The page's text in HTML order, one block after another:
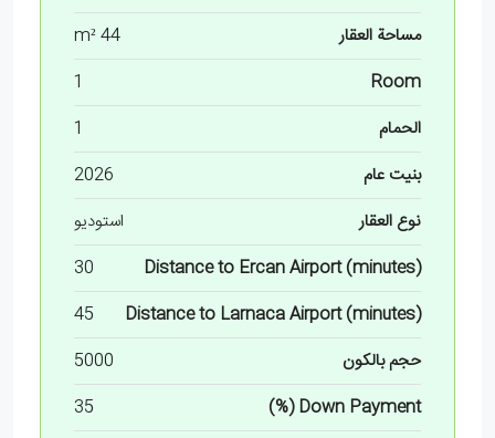
مساحة العقار
44 m²
Room
1
الحمام
1
بنيت عام
2026
نوع العقار
استوديو
Distance to Ercan Airport (minutes)
30
Distance to Larnaca Airport (minutes)
45
حجم بالکون
5000
Down Payment (%)
35